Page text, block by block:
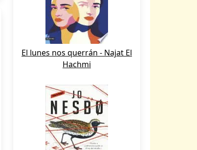
El lunes nos querrán - Najat El
Hachmi